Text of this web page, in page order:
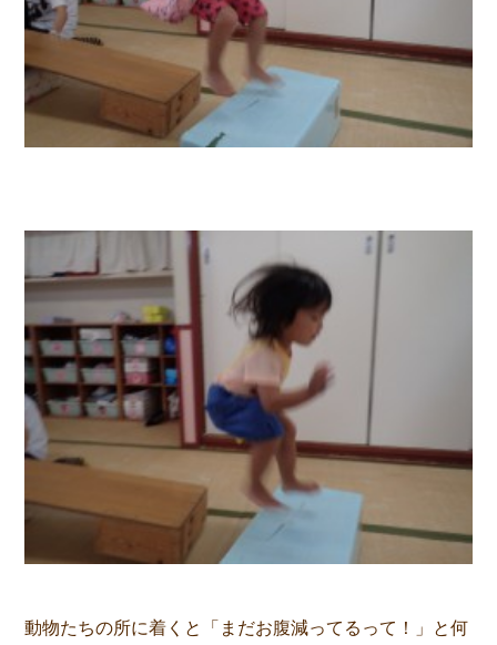
動物たちの所に着くと「まだお腹減ってるって！」と何